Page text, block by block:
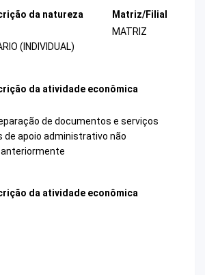
da natureza
(INDIVIDUAL)
Matriz/Filial
MATRIZ
da atividade econômica
de documentos e serviços
de apoio administrativo não
da atividade econômica